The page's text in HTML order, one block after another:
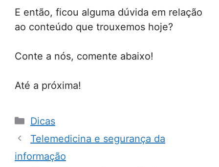
E então, ficou alguma dúvida em relação
ao conteúdo que trouxemos hoje?
Conte a nós, comente abaixo!
Até a próxima!
Categorias
Dicas
Telemedicina e segurança da
informação